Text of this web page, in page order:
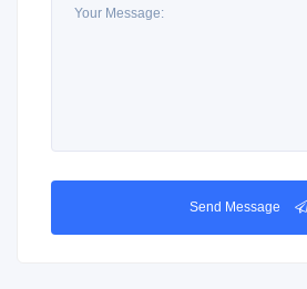
Send Message